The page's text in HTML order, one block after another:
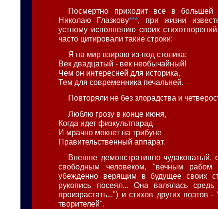
Посмертно приходит все в
Николаю Глазкову***, при жизни
устному исполнению своих
часто цитировали такие строки:
Я на мир взираю из-под столика:
Век двадцатый - век необычайный!
Чем он интересней для историка,
Тем для современника печальней.
Повторяли не без злорадства и
Люблю грозу в конце июня,
Когда идет физкультпарад
И мрачно мокнет на трибуне
Правительственный аппарат.
Внешне демонстративно чудаковатый,
свободным человеком, "вечным рабом
убежденно верящим в будущее своих
рукопись посеял... Она валялась
произрастать...") и стихов других поэтов
творителей".